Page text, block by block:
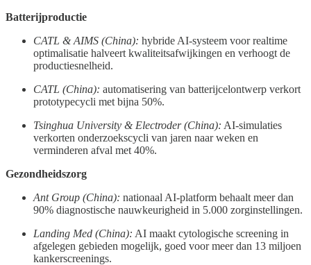
Batterijproductie
CATL & AIMS (China): hybride AI-systeem voor realtime
optimalisatie halveert kwaliteitsafwijkingen en verhoogt de
productiesnelheid.
CATL (China): automatisering van batterijcelontwerp verkort
prototypecycli met bijna 50%.
Tsinghua University & Electroder (China): AI-simulaties
verkorten onderzoekscycli van jaren naar weken en
verminderen afval met 40%.
Gezondheidszorg
Ant Group (China): nationaal AI-platform behaalt meer dan
90% diagnostische nauwkeurigheid in 5.000 zorginstellingen.
Landing Med (China): AI maakt cytologische screening in
afgelegen gebieden mogelijk, goed voor meer dan 13 miljoen
kanker­screenings.